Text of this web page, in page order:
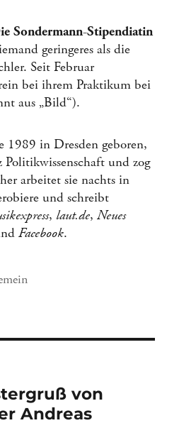
Sondermann-Stipendiatin
geringeres als die
Seit Februar
bei ihrem Praktikum bei
aus „Bild“).
1989 in Dresden geboren,
und zog
arbeitet sie nachts in
und schreibt
, laut.de,Neues
Facebook.
von
Andreas